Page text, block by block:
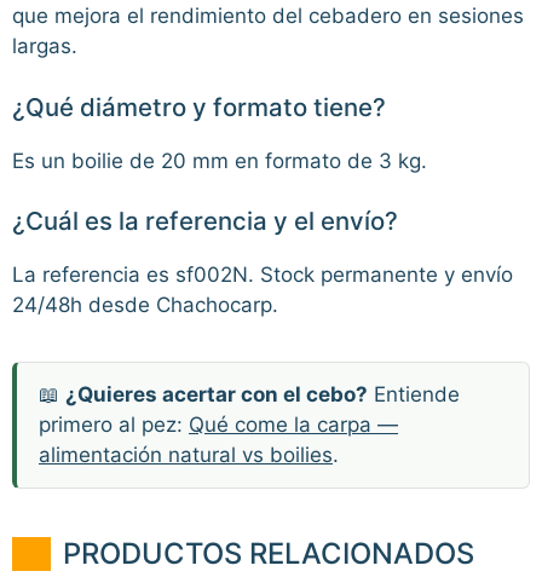
que mejora el rendimiento del cebadero en sesiones
largas.
¿Qué diámetro y formato tiene?
Es un boilie de 20 mm en formato de 3 kg.
¿Cuál es la referencia y el envío?
La referencia es sf002N. Stock permanente y envío
24/48h desde Chachocarp.
📖 ¿Quieres acertar con el cebo? Entiende
primero al pez: Qué come la carpa —
alimentación natural vs boilies.
PRODUCTOS RELACIONADOS